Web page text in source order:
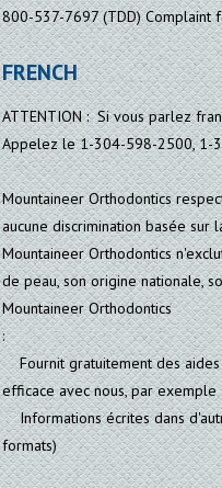
800-537-7697 (TDD)
FRENCH
ATTENTION : Si vous parlez
Appelez le 1-304-598-2500, 1-
Mountaineer Orthodontics
aucune discrimination basée sur
Mountaineer Orthodontics
de peau, son origine nationale,
Mountaineer Orthodontics
:
Fournit gratuitement des aides
efficace avec nous, par
Informations écrites dans
formats)